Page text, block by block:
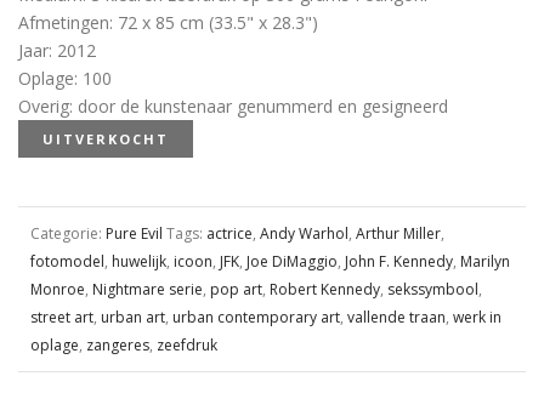
Afmetingen: 72 x 85 cm (33.5" x 28.3")
Jaar: 2012
Oplage: 100
Overig: door de kunstenaar genummerd en gesigneerd
UITVERKOCHT
Categorie: Pure Evil Tags: actrice, Andy Warhol, Arthur Miller,
fotomodel, huwelijk, icoon, JFK, Joe DiMaggio, John F. Kennedy, Marilyn
Monroe, Nightmare serie, pop art, Robert Kennedy, sekssymbool,
street art, urban art, urban contemporary art, vallende traan, werk in
oplage, zangeres, zeefdruk